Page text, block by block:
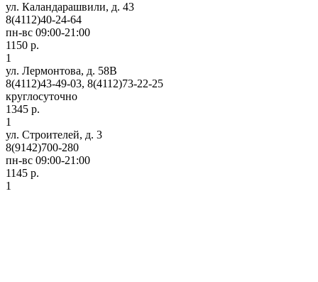
ул. Каландарашвили, д. 43
8(4112)40-24-64
пн-вс 09:00-21:00
1150 р.
1
ул. Лермонтова, д. 58В
8(4112)43-49-03, 8(4112)73-22-25
круглосуточно
1345 р.
1
ул. Строителей, д. 3
8(9142)700-280
пн-вс 09:00-21:00
1145 р.
1